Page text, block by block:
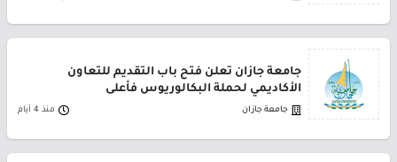
جامعة جازان تعلن فتح باب التقديم للتعاون
الأكاديمي لحملة البكالوريوس فأعلى
جامعة جازان منذ 4 أيام